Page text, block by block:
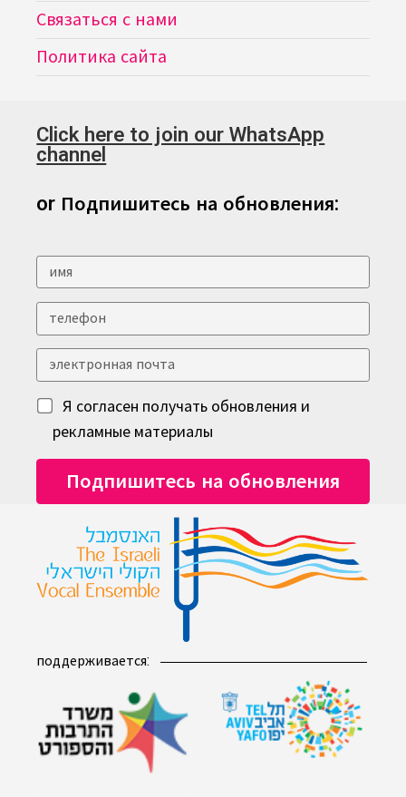
Связаться с нами
Политика сайта
Click here to join our WhatsApp
channel
or Подпишитесь на обновления:
Я согласен получать обновления и
рекламные материалы
поддерживается: